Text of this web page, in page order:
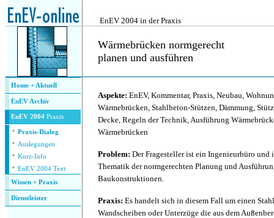
EnEV 2004 in der Praxis
Wärmebrücken normgerecht
planen und ausführen
Home + Aktuell
EnEV Archiv
EnEV 2004 Praxis
· Praxis-Dialog
· Auslegungen
· Kurz-Info
· EnEV 2004 Text
Wissen + Praxis
Dienstleister
Aspekte: EnEV, Kommentar, Praxis, Neubau,
Wärmebrücken, Stahlbeton-Stützen, Dämmung,
Decke, Regeln der Technik, Ausführung
Wärmebrücken
Problem: Der Fragesteller ist ein Ingenieurbüro und
Thematik der normgerechten Planung und
Baukonstruktionen.
Praxis: Es handelt sich in diesem Fall um einen
Wandscheiben oder Unterzüge die aus dem